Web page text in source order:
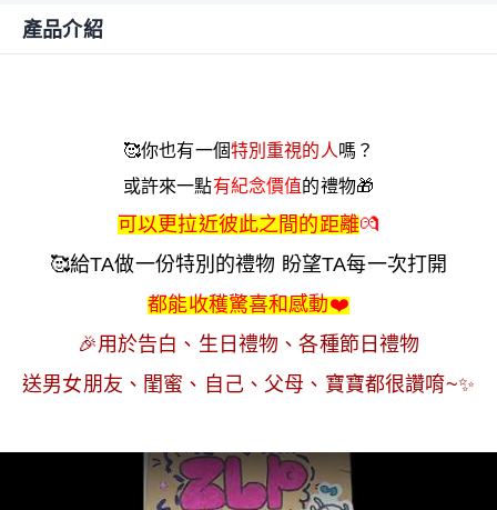
產品介紹
🥰你也有一個特別重視的人嗎？
或許來一點有紀念價值的禮物🎁
可以更拉近彼此之間的距離💏
🥰給TA做一份特別的禮物 盼望TA每一次打開
都能收穫驚喜和感動❤️
🎉用於告白、生日禮物、各種節日禮物
送男女朋友、閨蜜、自己、父母、寶寶都很讚唷~✨